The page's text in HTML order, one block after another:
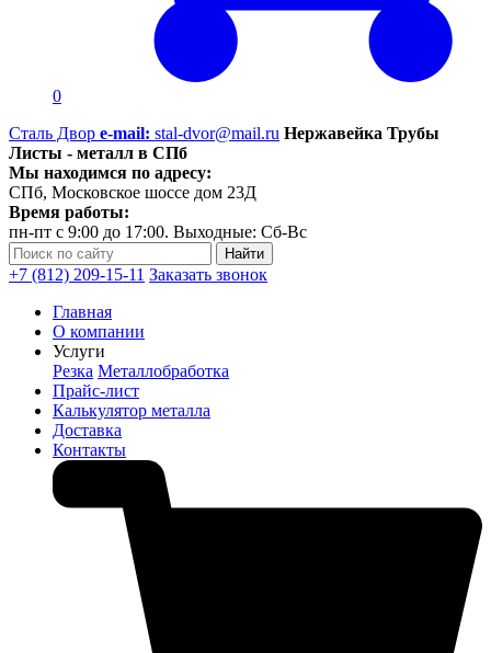
0
Сталь Двор e-mail: stal-dvor@mail.ru Нержавейка Трубы
Листы - металл в СПб
Мы находимся по адресу:
СПб, Московское шоссе дом 23Д
Время работы:
пн-пт с 9:00 до 17:00. Выходные: Сб-Вс
+7 (812) 209-15-11 Заказать звонок
Главная
О компании
Услуги
Резка Металлобработка
Прайс-лист
Калькулятор металла
Доставка
Контакты